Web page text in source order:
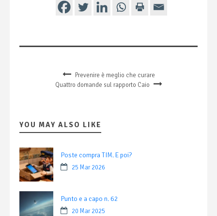
Prevenire è meglio che curare
Quattro domande sul rapporto Caio
YOU MAY ALSO LIKE
Poste compra TIM. E poi?
25 Mar 2026
Punto e a capo n. 62
20 Mar 2025